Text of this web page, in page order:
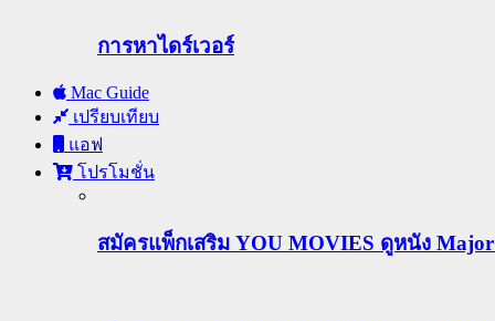
การหาไดร์เวอร์
Mac Guide
เปรียบเทียบ
แอฟ
โปรโมชั่น
สมัครแพ็กเสริม YOU MOVIES ดูหนัง